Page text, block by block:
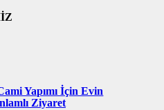
Yapımı İçin Evin
Ziyaret